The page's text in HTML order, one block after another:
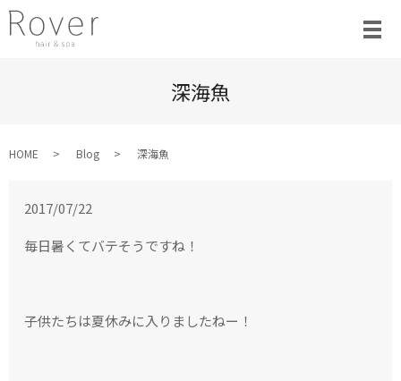
深海魚
HOME Blog 深海魚
2017/07/22
毎日暑くてバテそうですね！
子供たちは夏休みに入りましたねー！